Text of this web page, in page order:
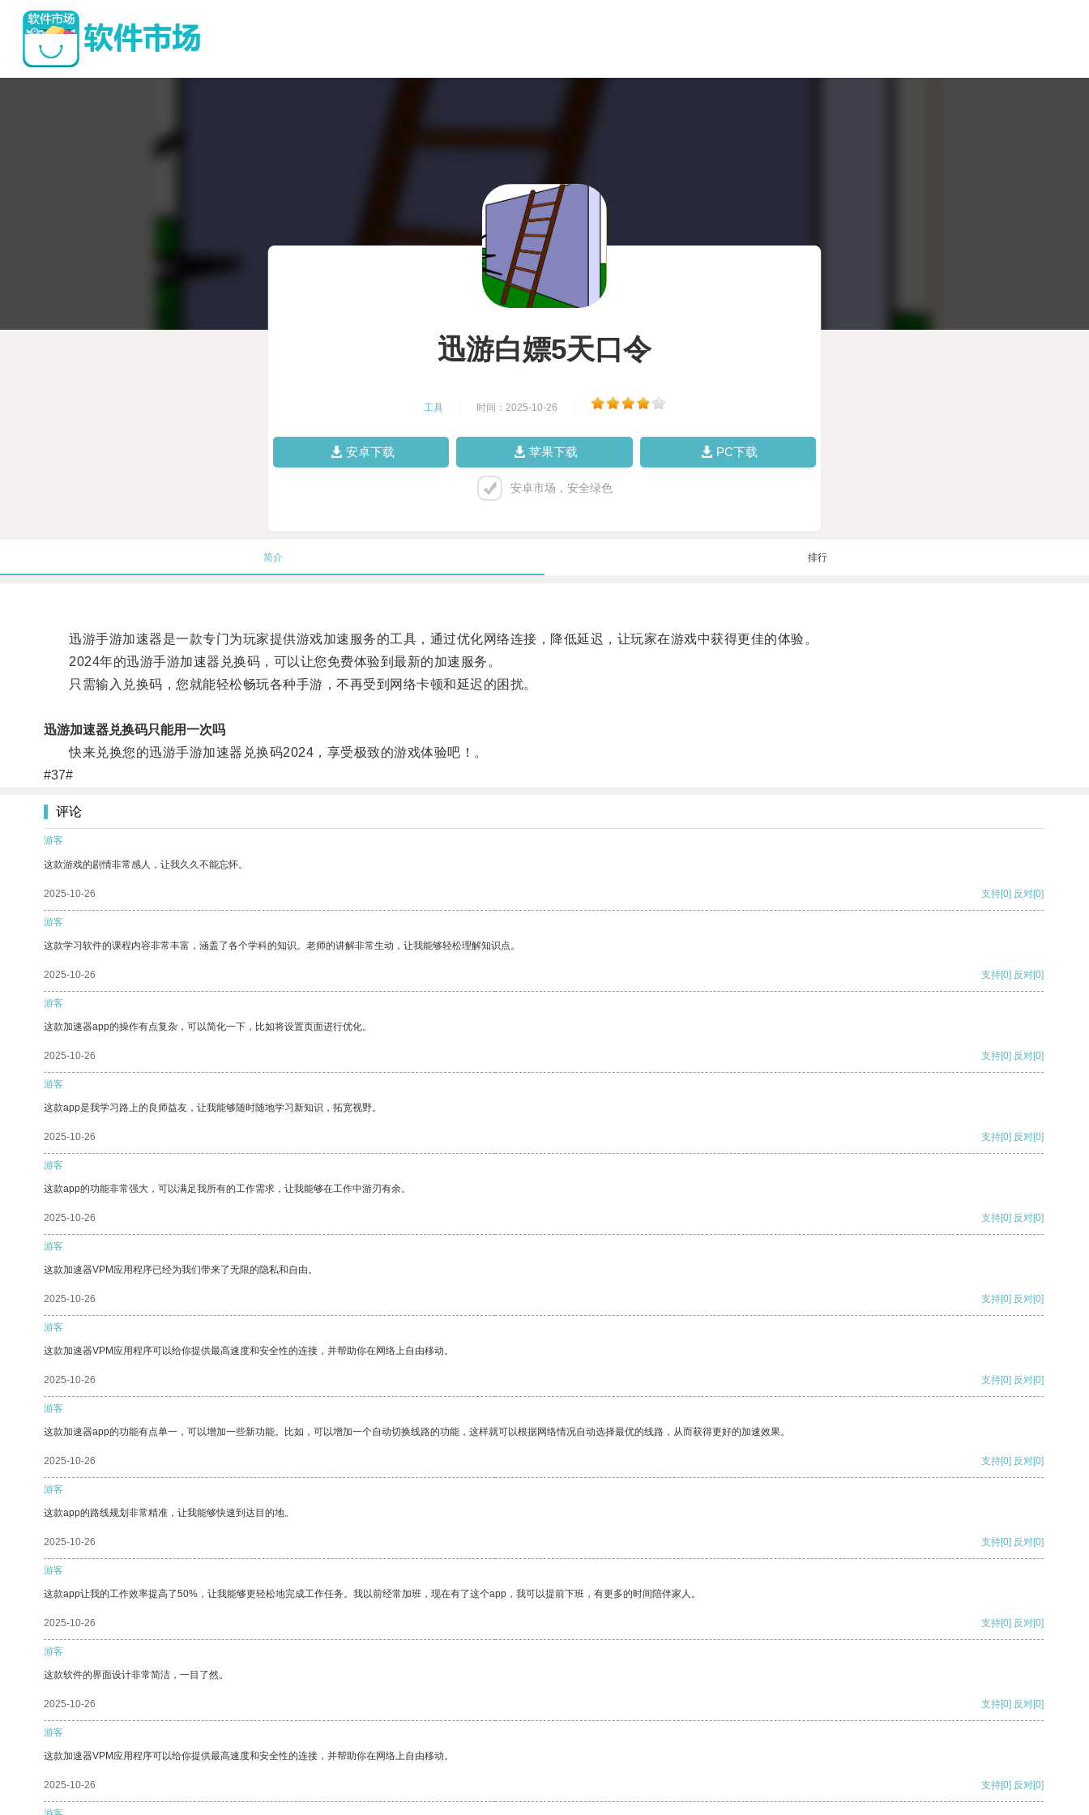
迅游白嫖5天口令
工具 时间：2025-10-26
安卓下载 苹果下载 PC下载
安卓市场，安全绿色
简介 排行
迅游手游加速器是一款专门为玩家提供游戏加速服务的工具，通过优化网络连接，降低延迟，让玩家在游戏中获得更佳的体验。
2024年的迅游手游加速器兑换码，可以让您免费体验到最新的加速服务。
只需输入兑换码，您就能轻松畅玩各种手游，不再受到网络卡顿和延迟的困扰。
迅游加速器兑换码只能用一次吗
快来兑换您的迅游手游加速器兑换码2024，享受极致的游戏体验吧！。
#37#
评论
游客
这款游戏的剧情非常感人，让我久久不能忘怀。
2025-10-26 支持[0] 反对[0]
游客
这款学习软件的课程内容非常丰富，涵盖了各个学科的知识。老师的讲解非常生动，让我能够轻松理解知识点。
2025-10-26 支持[0] 反对[0]
游客
这款加速器app的操作有点复杂，可以简化一下，比如将设置页面进行优化。
2025-10-26 支持[0] 反对[0]
游客
这款app是我学习路上的良师益友，让我能够随时随地学习新知识，拓宽视野。
2025-10-26 支持[0] 反对[0]
游客
这款app的功能非常强大，可以满足我所有的工作需求，让我能够在工作中游刃有余。
2025-10-26 支持[0] 反对[0]
游客
这款加速器VPM应用程序已经为我们带来了无限的隐私和自由。
2025-10-26 支持[0] 反对[0]
游客
这款加速器VPM应用程序可以给你提供最高速度和安全性的连接，并帮助你在网络上自由移动。
2025-10-26 支持[0] 反对[0]
游客
这款加速器app的功能有点单一，可以增加一些新功能。比如，可以增加一个自动切换线路的功能，这样就可以根据网络情况自动选择最优的线路，从而获得更好的加速效果。
2025-10-26 支持[0] 反对[0]
游客
这款app的路线规划非常精准，让我能够快速到达目的地。
2025-10-26 支持[0] 反对[0]
游客
这款app让我的工作效率提高了50%，让我能够更轻松地完成工作任务。我以前经常加班，现在有了这个app，我可以提前下班，有更多的时间陪伴家人。
2025-10-26 支持[0] 反对[0]
游客
这款软件的界面设计非常简洁，一目了然。
2025-10-26 支持[0] 反对[0]
游客
这款加速器VPM应用程序可以给你提供最高速度和安全性的连接，并帮助你在网络上自由移动。
2025-10-26 支持[0] 反对[0]